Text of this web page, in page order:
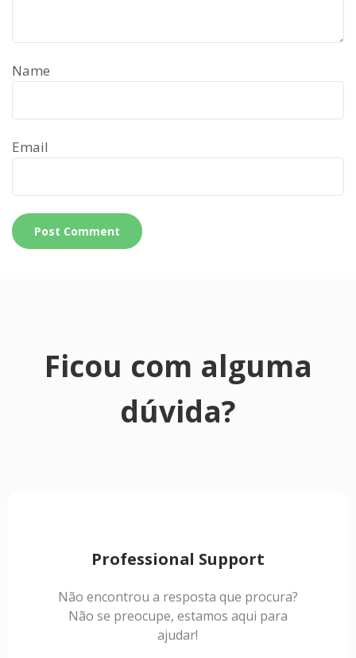
Name
Email
Ficou com alguma
dúvida?
Professional Support
Não encontrou a resposta que procura?
Não se preocupe, estamos aqui para
ajudar!